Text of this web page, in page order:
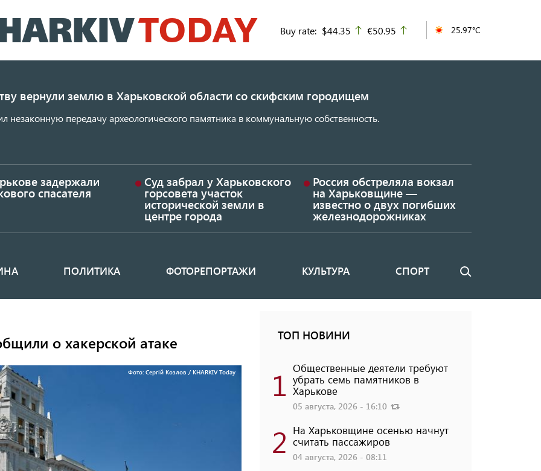
к
основному
Buy rate: $44.35 up
€50.95 25.97°C
вернули землю в Харьковской области со скифским городищем
незаконную передачу археологического памятника в коммунальную собственность.
задержали
спасателя
Суд забрал у Харьковского
горсовета участок
исторической земли в
центре города
Россия обстреляла вокзал
на Харьковщине —
известно о двух погибших
железнодорожниках
ПОЛИТИКА ФОТОРЕПОРТАЖИ КУЛЬТУРА СПОРТ Поиск
о хакерской атаке
Фото: Сергій Козлов / KHARKIV Today
ТОП НОВИНИ
1 Общественные деятели требуют
убрать семь памятников в
Харькове
05 августа, 2026 - 16:10
2 На Харьковщине осенью начнут
считать пассажиров
04 августа, 2026 - 08:11